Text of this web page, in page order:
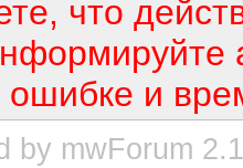
что
и
by mwForum